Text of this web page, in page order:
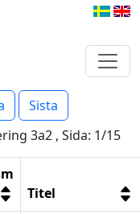
Sista
3a2 , Sida: 1/15
Titel